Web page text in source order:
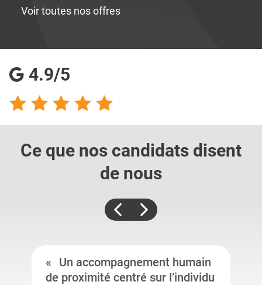
Voir toutes nos offres
4.9/5
Ce que nos candidats disent
de nous
Un accompagnement humain
de proximité centré sur l’individu